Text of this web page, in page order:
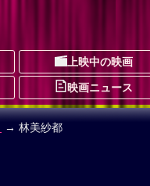
上映中の映画
映画ニュース
→ 林美紗都